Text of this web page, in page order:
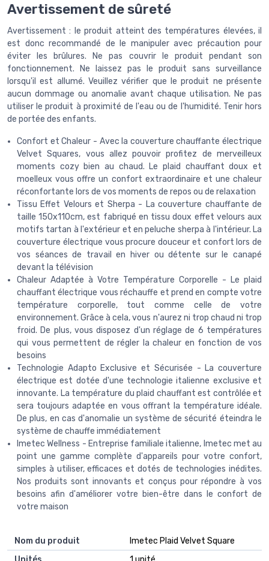
Avertissement de sûreté
Avertissement : le produit atteint des températures élevées, il
est donc recommandé de le manipuler avec précaution pour
éviter les brûlures. Ne pas couvrir le produit pendant son
fonctionnement. Ne laissez pas le produit sans surveillance
lorsqu'il est allumé. Veuillez vérifier que le produit ne présente
aucun dommage ou anomalie avant chaque utilisation. Ne pas
utiliser le produit à proximité de l'eau ou de l'humidité. Tenir hors
de portée des enfants.
Confort et Chaleur - Avec la couverture chauffante électrique
Velvet Squares, vous allez pouvoir profitez de merveilleux
moments cozy bien au chaud. Le plaid chauffant doux et
moelleux vous offre un confort extraordinaire et une chaleur
réconfortante lors de vos moments de repos ou de relaxation
Tissu Effet Velours et Sherpa - La couverture chauffante de
taille 150x110cm, est fabriqué en tissu doux effet velours aux
motifs tartan à l'extérieur et en peluche sherpa à l'intérieur. La
couverture électrique vous procure douceur et confort lors de
vos séances de travail en hiver ou détente sur le canapé
devant la télévision
Chaleur Adaptée à Votre Température Corporelle - Le plaid
chauffant électrique vous réchauffe et prend en compte votre
température corporelle, tout comme celle de votre
environnement. Grâce à cela, vous n'aurez ni trop chaud ni trop
froid. De plus, vous disposez d'un réglage de 6 températures
qui vous permettent de régler la chaleur en fonction de vos
besoins
Technologie Adapto Exclusive et Sécurisée - La couverture
électrique est dotée d'une technologie italienne exclusive et
innovante. La température du plaid chauffant est contrôlée et
sera toujours adaptée en vous offrant la température idéale.
De plus, en cas d'anomalie un système de sécurité éteindra le
système de chauffe immédiatement
Imetec Wellness - Entreprise familiale italienne, Imetec met au
point une gamme complète d'appareils pour votre confort,
simples à utiliser, efficaces et dotés de technologies inédites.
Nos produits sont innovants et conçus pour répondre à vos
besoins afin d'améliorer votre bien-être dans le confort de
votre maison
Nom du produit
‎Imetec Plaid Velvet Square